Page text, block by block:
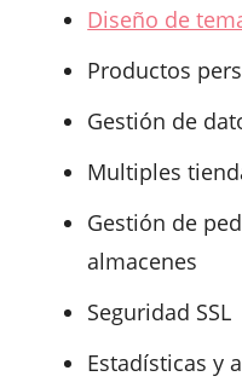
Diseño de
Productos
Gestión de
Multiples
Gestión de
almacenes
Seguridad SSL
Estadísticas y